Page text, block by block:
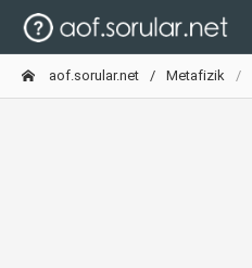
aof.sorular.net Metafizik